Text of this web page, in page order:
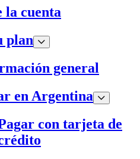
la cuenta
plan
general
en Argentina
con tarjeta de